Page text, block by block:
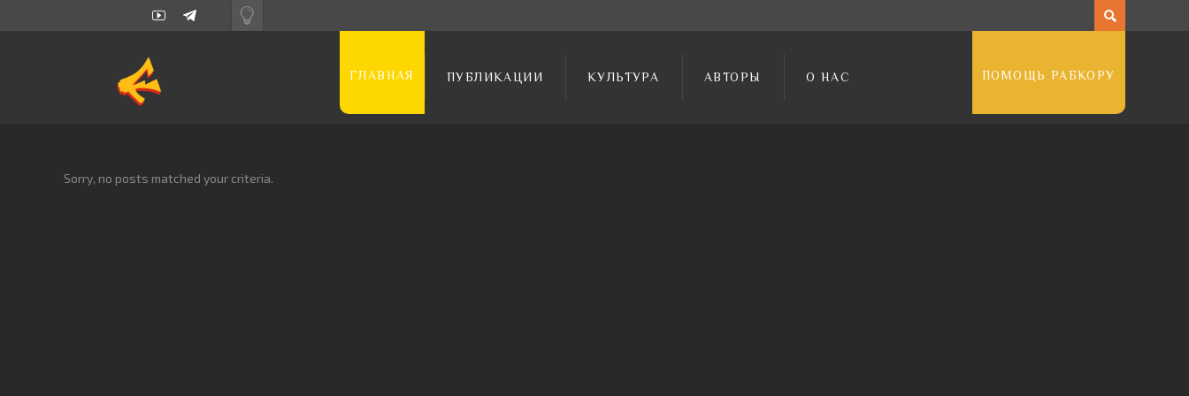
ГЛАВНАЯ ПУБЛИКАЦИИ КУЛЬТУРА АВТОРЫ О НАС ПОМОЩЬ РАБКОРУ
Sorry, no posts matched your criteria.